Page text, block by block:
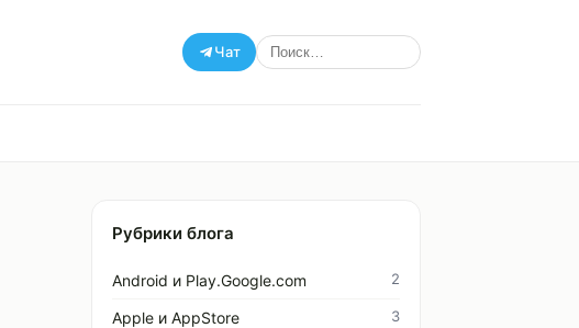
Чат
Рубрики блога
Android и Play.Google.com 2
Apple и AppStore 3